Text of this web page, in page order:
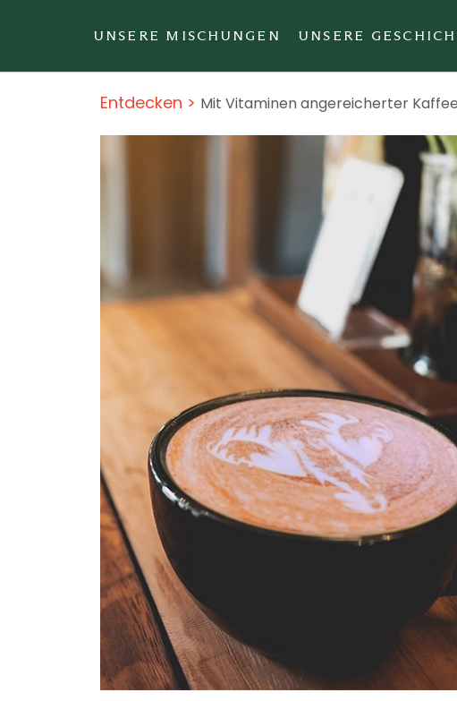
Zum Hauptinhalt springen
UNSERE MISCHUNGEN UNSERE
Entdecken > Mit Vitaminen angereicherter